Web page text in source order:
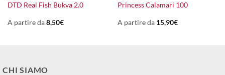
DTD Real Fish Bukva 2.0
A partire da8,50€
Princess Calamari 100
A partire da 15,90€
CHI SIAMO